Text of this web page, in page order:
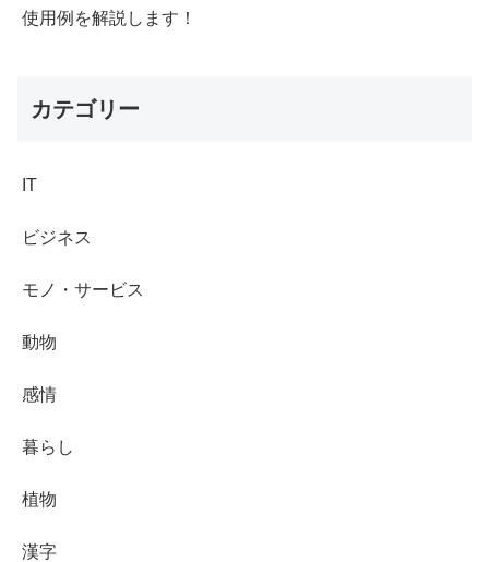
使用例を解説します！
カテゴリー
IT
ビジネス
モノ・サービス
動物
感情
暮らし
植物
漢字